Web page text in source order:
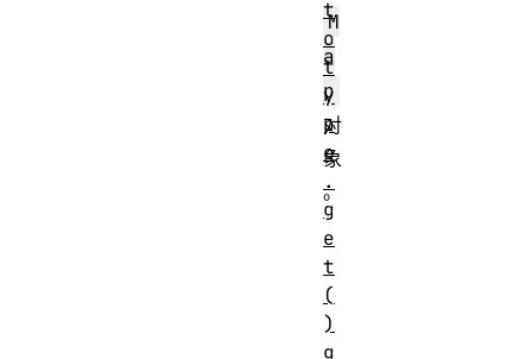
M
a
p
对
象
。
t
o
t
y
p
e
.
g
e
t
(
)
g